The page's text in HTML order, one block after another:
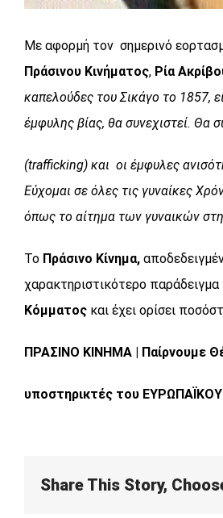
Με αφορμή τον σημερινό
Πράσινου Κινήματος, Ρία
καπελούδες του Σικάγο το 1857,
έμφυλης βίας, θα συνεχιστεί. Θα
(trafficking) και οι έμφυλες
Εύχομαι σε όλες τις γυναίκες
όπως το αίτημα των γυναικών
Το Πράσινο Κίνημα,
χαρακτηριστικότερο
Κόμματος και έχει ορίσει
ΠΡΑΣΙΝΟ ΚΙΝΗΜΑ | Παίρνουμε
υποστηρικτές του
Share This Story,